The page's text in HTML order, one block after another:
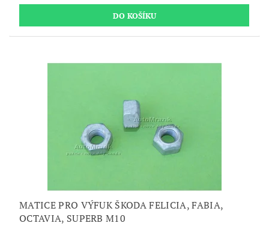
MATICE PRO VÝFUK ŠKODA FELICIA, FABIA,
OCTAVIA, SUPERB M10